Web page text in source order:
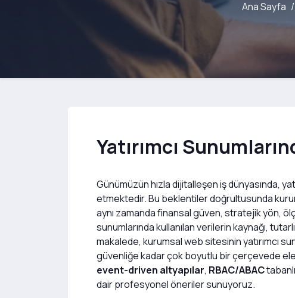
Ana Sayfa
Yatırımcı
Günümüzün hızla dijitalleşen iş dünyasında,
etmektedir. Bu beklentiler doğrultusunda
aynı zamanda finansal güven, stratejik yön,
sunumlarında kullanılan verilerin kaynağı,
makalede, kurumsal web sitesinin yatırımcı
güvenliğe kadar çok boyutlu bir çerçevede ele
event-driven altyapılar, RBAC/ABAC
dair profesyonel öneriler sunuyoruz.